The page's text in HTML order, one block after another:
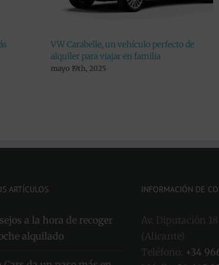
VW Carabelle, un vehículo perfecto de
alquiler para viajar en familia
mayo 19th, 2025
ARTÍCULOS
a la hora de recoger
alquilado
INFORMACIÓN DE
Av. Diputación
(Alicante)
Teléfono: +34